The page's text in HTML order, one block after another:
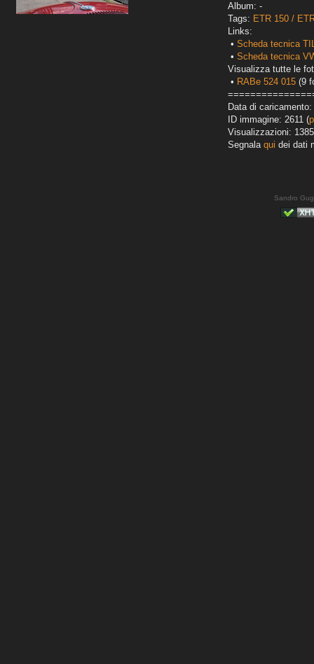
Album: -
Tags: ETR 150 /
Links:
• Scheda tecnica
• Scheda tecnica
Visualizza tutte le
• RABe 524 015 (9
Data di
ID immagine: 2611 (
Visualizzazioni: 1385
Segnala qui dei dati
Sandro